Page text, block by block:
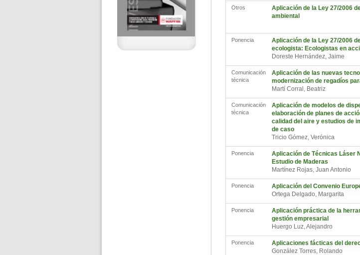
Otros
Aplicación de la Ley 27/2006
ambiental
Ponencia
Aplicación de la Ley 27/2006
ecologista: Ecologistas en
Doreste Hernández, Jaime
Comunicación
técnica
Aplicación de las nuevas
modernización de regadíos
Martí Corral, Beatriz
Comunicación
técnica
Aplicación de modelos de
elaboración de planes de
calidad del aire y estudios de
de caso
Tricio Gómez, Verónica
Ponencia
Aplicación de Técnicas Láser
Estudio de Maderas
Martínez Rojas, Juan Antonio
Ponencia
Aplicación del Convenio
Ortega Delgado, Margarita
Ponencia
Aplicación práctica de la
gestión empresarial
Huergo Luz, Alejandro
Ponencia
Aplicaciones fácticas del
González Torres, Rolando